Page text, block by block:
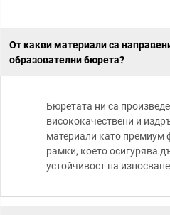
От какви материали са
образователни бюрета?
Бюретата ни са
висококачествени и
материали като премиум
рамки, което осигурява
устойчивост на